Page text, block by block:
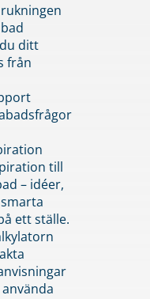
ditt
från
till
– idéer,
ett ställe.